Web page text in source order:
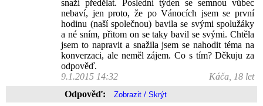
snaží předělat. Poslední týden se semnou vůbec
nebaví, jen proto, že po Vánocích jsem se první
hodinu (naší společnou) bavila se svými spolužáky
a né sním, přitom on se taky bavil se svými. Chtěla
jsem to napravit a snažila jsem se nahodit téma na
konverzaci, ale neměl zájem. Co s tím? Děkuju za
odpověď.
9.1.2015 14:32
Káča, 18 let
Odpověď: